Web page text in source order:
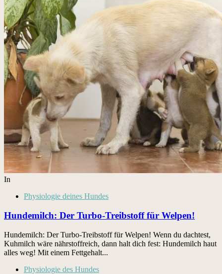
In
Physiologie deines Hundes
Hundemilch: Der Turbo-Treibstoff für Welpen!
Hundemilch: Der Turbo-Treibstoff für Welpen! Wenn du dacht­est,
Kuh­milch wäre nährstof­fre­ich, dann halt dich fest: Hun­de­milch haut
alles weg! Mit einem Fettge­halt...
Physiologie des Hundes